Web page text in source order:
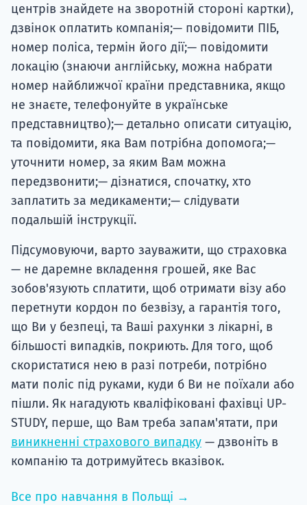
центрів знайдете на зворотній стороні картки),
дзвінок оплатить компанія;— повідомити ПІБ,
номер поліса, термін його дії;— повідомити
локацію (знаючи англійську, можна набрати
номер найближчої країни представника, якщо
не знаєте, телефонуйте в українське
представництво);— детально описати ситуацію,
та повідомити, яка Вам потрібна допомога;—
уточнити номер, за яким Вам можна
передзвонити;— дізнатися, спочатку, хто
заплатить за медикаменти;— слідувати
подальшій інструкції.
Підсумовуючи, варто зауважити, що страховка
— не даремне вкладення грошей, яке Вас
зобов'язують сплатити, щоб отримати візу або
перетнути кордон по безвізу, а гарантія того,
що Ви у безпеці, та Ваші рахунки з лікарні, в
більшості випадків, покриють. Для того, щоб
скористатися нею в разі потреби, потрібно
мати поліс під руками, куди б Ви не поїхали або
пішли. Як нагадують кваліфіковані фахівці UP-
STUDY, перше, що Вам треба запам'ятати, при
виникненні страхового випадку — дзвоніть в
компанію та дотримуйтесь вказівок.
Все про навчання в Польщі →